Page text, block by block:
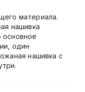
материала.
нашивка
основное
один
нашивка с